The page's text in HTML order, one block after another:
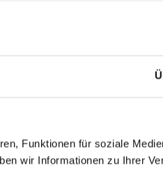
Funktionen für soziale
wir Informationen zu Ihrer